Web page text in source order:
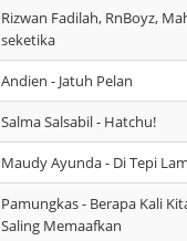
Rizwan Fadilah, RnBoyz,
seketika
Andien - Jatuh Pelan
Salma Salsabil - Hatchu!
Maudy Ayunda - Di Tepi
Pamungkas - Berapa Kali
Saling Memaafkan